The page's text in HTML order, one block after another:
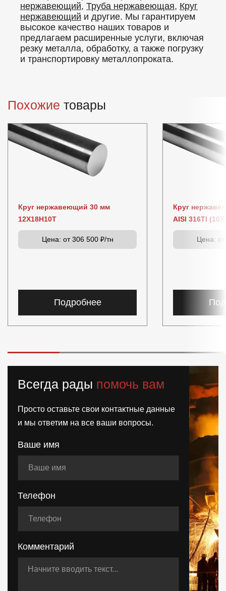
нержавеющий, Труба нержавеющая, Круг
нержавеющий и другие. Мы гарантируем
высокое качество наших товаров и
предлагаем расширенные услуги, включая
резку металла, обработку, а также погрузку
и транспортировку металлопроката.
Похожие товары
Круг нержавеющий 30 мм
12Х18Н10Т
Цена: от 306 500 ₽/тн
Подробнее
Круг
AISI 316TI
Цена:
Всегда рады помочь вам
Просто оставьте свои контактные данные
и мы ответим на все ваши вопросы.
Ваше имя
Телефон
Комментарий